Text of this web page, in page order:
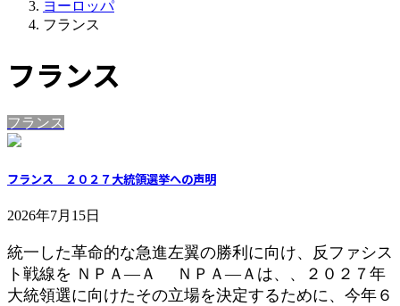
ヨーロッパ
フランス
フランス
フランス
フランス ２０２７大統領選挙への声明
2026年7月15日
統一した革命的な急進左翼の勝利に向け、反ファシス
ト戦線を ＮＰＡ―Ａ ＮＰＡ―Ａは、、２０２７年
大統領選に向けたその立場を決定するために、今年６